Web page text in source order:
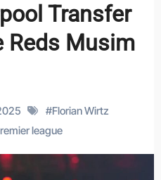
Transfer
Reds Musim
#Florian Wirtz
league